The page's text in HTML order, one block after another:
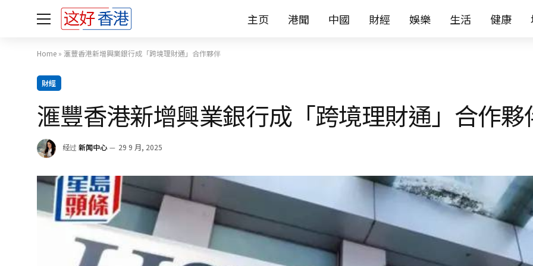
主页 港聞 中國 財經 娛樂 生活 健康
Home » 滙豐香港新增興業銀行成「跨境理財通」合作夥伴
財經
滙豐香港新增興業銀行成「跨境理財通」合作夥
经过 新闻中心 29 9 月, 2025